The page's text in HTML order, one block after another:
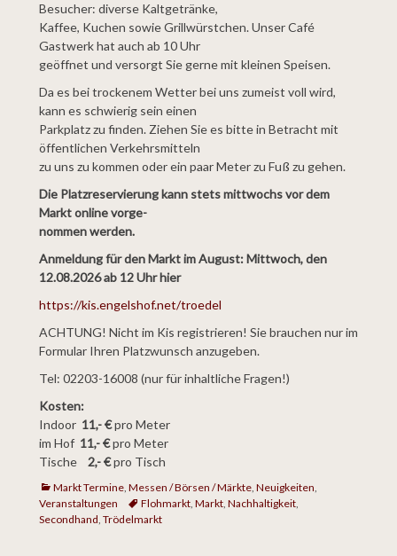
Besucher: diverse Kaltgetränke,
Kaffee, Kuchen sowie Grillwürstchen. Unser Café
Gastwerk hat auch ab 10 Uhr
geöffnet und versorgt Sie gerne mit kleinen Speisen.
Da es bei trockenem Wetter bei uns zumeist voll wird,
kann es schwierig sein einen
Parkplatz zu finden. Ziehen Sie es bitte in Betracht mit
öffentlichen Verkehrsmitteln
zu uns zu kommen oder ein paarMeter zu Fuß zu gehen.
Die Platzreservierung kann stets mittwochs vor dem
Markt online vorge-
nommen werden.
Anmeldung für den Markt im August: Mittwoch, den
12.08.2026 ab 12 Uhr hier
https://kis.engelshof.net/troedel
ACHTUNG! Nicht im Kis registrieren! Sie brauchen nur im
Formular Ihren Platzwunsch anzugeben.
Tel: 02203-16008 (nur für inhaltliche Fragen!)
Kosten:
Indoor 11,- €pro Meter
im Hof 11,- €pro Meter
Tische 2,- €pro Tisch
Kategorien
Markt Termine, Messen / Börsen / Märkte, Neuigkeiten,
Veranstaltungen
TagsFlohmarkt, Markt, Nachhaltigkeit,
Secondhand, Trödelmarkt